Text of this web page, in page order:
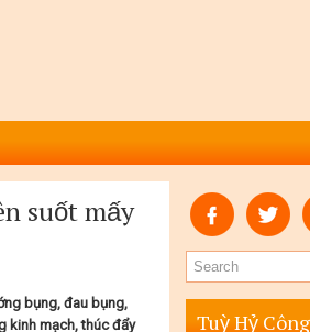
suốt mấy
bụng, đau bụng,
kinh mạch, thúc đẩy
Tuỳ Hỷ